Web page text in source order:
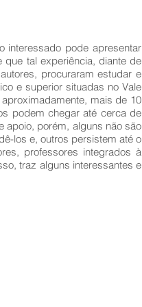
interessado pode apresentar
tal experiência, diante de
procuraram estudar e
e superior situadas no Vale
mais de 10
podem chegar até cerca de
apoio, porém, alguns não são
los e, outros persistem até o
professores integrados à
traz alguns interessantes e